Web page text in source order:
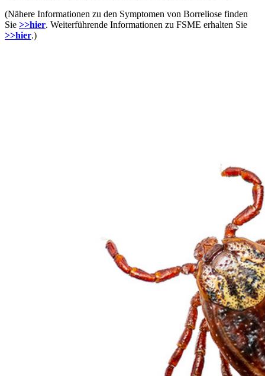
(Nähere Informationen zu den Symptomen von Borreliose finden
Sie >>hier. Weiterführende Informationen zu FSME erhalten Sie
>>hier.)